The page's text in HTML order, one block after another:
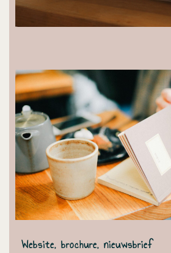
Website, brochure, nieuwsbrief